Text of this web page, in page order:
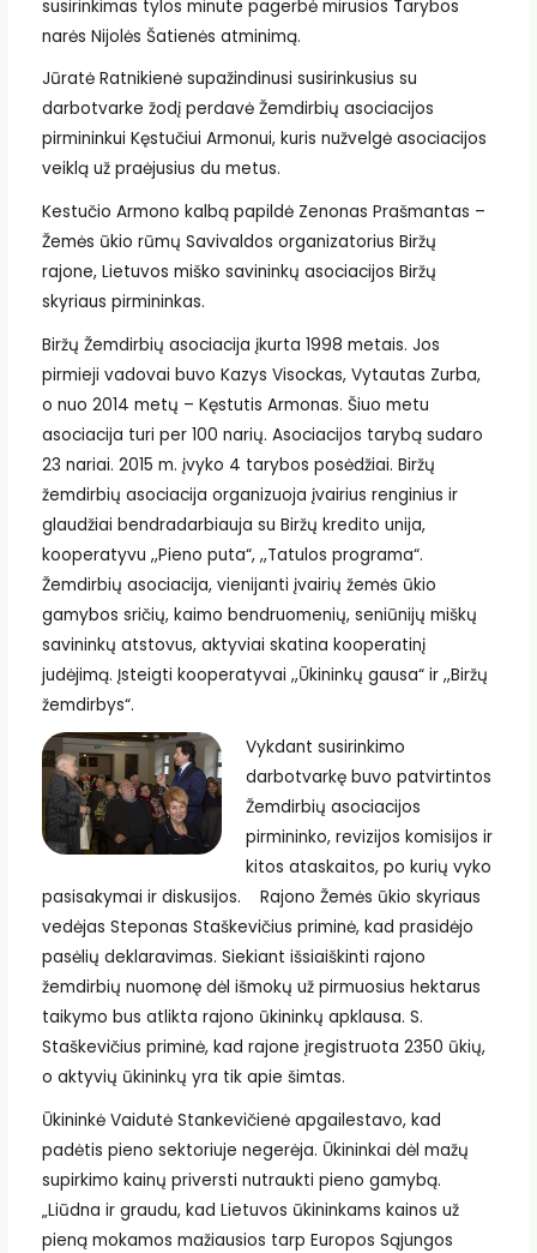
susirinkimas tylos minute pagerbė mirusios Tarybos
narės Nijolės Šatienės atminimą.
Jūratė Ratnikienė supažindinusi susirinkusius su
darbotvarke žodį perdavė Žemdirbių asociacijos
pirmininkui Kęstučiui Armonui, kuris nužvelgė asociacijos
veiklą už praėjusius du metus.
Kestučio Armono kalbą papildė Zenonas Prašmantas –
Žemės ūkio rūmų Savivaldos organizatorius Biržų
rajone, Lietuvos miško savininkų asociacijos Biržų
skyriaus pirmininkas.
Biržų Žemdirbių asociacija įkurta 1998 metais. Jos
pirmieji vadovai buvo Kazys Visockas, Vytautas Zurba,
o nuo 2014 metų – Kęstutis Armonas. Šiuo metu
asociacija turi per 100 narių. Asociacijos tarybą sudaro
23 nariai. 2015 m. įvyko 4 tarybos posėdžiai. Biržų
žemdirbių asociacija organizuoja įvairius renginius ir
glaudžiai bendradarbiauja su Biržų kredito unija,
kooperatyvu ,,Pieno puta“, ,,Tatulos programa“.
Žemdirbių asociacija, vienijanti įvairių žemės ūkio
gamybos sričių, kaimo bendruomenių, seniūnijų miškų
savininkų atstovus, aktyviai skatina kooperatinį
judėjimą. Įsteigti kooperatyvai ,,Ūkininkų gausa“ ir ,,Biržų
žemdirbys“.
Vykdant susirinkimo
darbotvarkę buvo patvirtintos
Žemdirbių asociacijos
pirmininko, revizijos komisijos ir
kitos ataskaitos, po kurių vyko
pasisakymai ir diskusijos. Rajono Žemės ūkio skyriaus
vedėjas Steponas Staškevičius priminė, kad prasidėjo
pasėlių deklaravimas. Siekiant išsiaiškinti rajono
žemdirbių nuomonę dėl išmokų už pirmuosius hektarus
taikymo bus atlikta rajono ūkininkų apklausa. S.
Staškevičius priminė, kad rajone įregistruota 2350 ūkių,
o aktyvių ūkininkų yra tik apie šimtas.
Ūkininkė Vaidutė Stankevičienė apgailestavo, kad
padėtis pieno sektoriuje negerėja. Ūkininkai dėl mažų
supirkimo kainų priversti nutraukti pieno gamybą.
„Liūdna ir graudu, kad Lietuvos ūkininkams kainos už
pieną mokamos mažiausios tarp Europos Sąjungos